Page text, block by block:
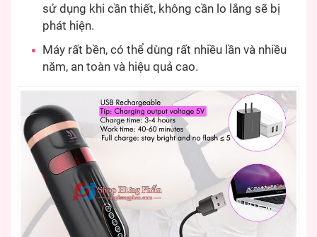
sử dụng khi cần thiết, không cần lo lắng sẽ bị
phát hiện.
Máy rất bền, có thể dùng rất nhiều lần và nhiều
năm, an toàn và hiệu quả cao.